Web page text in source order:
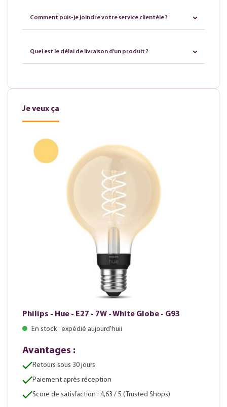
Comment puis-je joindre votre service clientèle ?
Quel est le délai de livraison d'un produit ?
Je veux ça
Philips - Hue - E27 - 7W - White Globe - G93
En stock : expédié aujourd'huii
Avantages :
Retours sous 30 jours
Paiement après réception
Score de satisfaction : 4,63 / 5 (Trusted Shops)